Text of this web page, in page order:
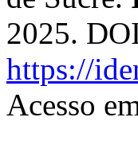
2025.
https://
Acesso